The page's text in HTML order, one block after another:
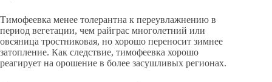
Тимофеевка менее толерантна к переувлажнению в
период вегетации, чем райграс многолетний или
овсяница тростниковая, но хорошо переносит зимнее
затопление. Как следствие, тимофеевка хорошо
реагирует на орошение в более засушливых регионах.